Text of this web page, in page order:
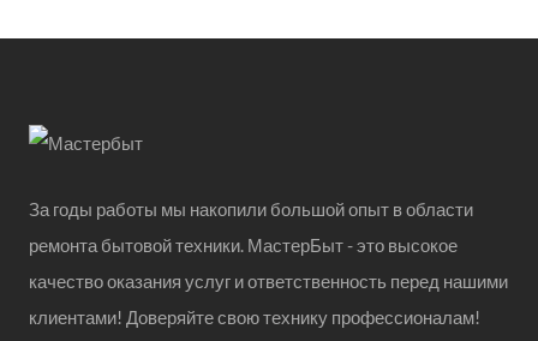
За годы работы мы накопили большой опыт в области
ремонта бытовой техники. МастерБыт - это высокое
качество оказания услуг и ответственность перед нашими
клиентами! Доверяйте свою технику профессионалам!